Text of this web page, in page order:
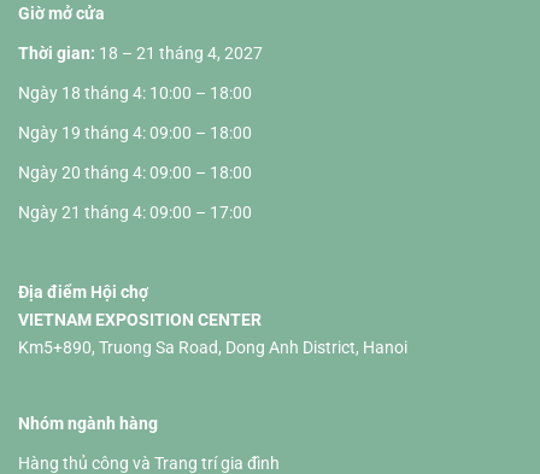
Giờ mở cửa
Thời gian: 18 – 21 tháng 4, 2027
Ngày 18 tháng 4: 10:00 – 18:00
Ngày 19 tháng 4: 09:00 – 18:00
Ngày 20 tháng 4: 09:00 – 18:00
Ngày 21 tháng 4: 09:00 – 17:00
Địa điểm Hội chợ
VIETNAM EXPOSITION CENTER
Km5+890, Truong Sa Road, Dong Anh District, Hanoi
Nhóm ngành hàng
Hàng thủ công và Trang trí gia đình